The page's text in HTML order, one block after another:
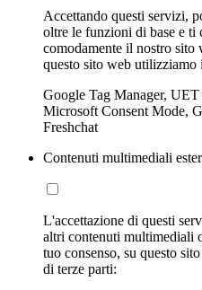
Accettando questi servizi,
oltre le funzioni di base e ti
comodamente il nostro sito
questo sito web utilizziamo
Google Tag Manager,
Microsoft Consent Mode,
Freshchat
Contenuti multimediali
L'accettazione di questi
altri contenuti multimediali
tuo consenso, su questo
di terze parti: